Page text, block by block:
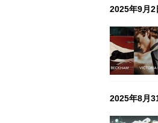
2025年9月2
2025年8月